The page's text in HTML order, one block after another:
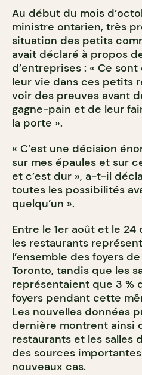
Au début du mois
ministre ontarien, très
situation des petits
avait déclaré à propos
d’entreprises : « Ce
leur vie dans ces petits
voir des preuves avant
gagne-pain et de leur
la porte ».
« C’est une décision
sur mes épaules et sur
et c’est dur », a-t-il
toutes les possibilités
quelqu’un ».
Entre le 1er août et le
les restaurants
l’ensemble des foyers
Toronto, tandis que les
représentaient que 3 %
foyers pendant cette
Les nouvelles données
dernière montrent ainsi
restaurants et les salles
des sources
nouveaux cas.